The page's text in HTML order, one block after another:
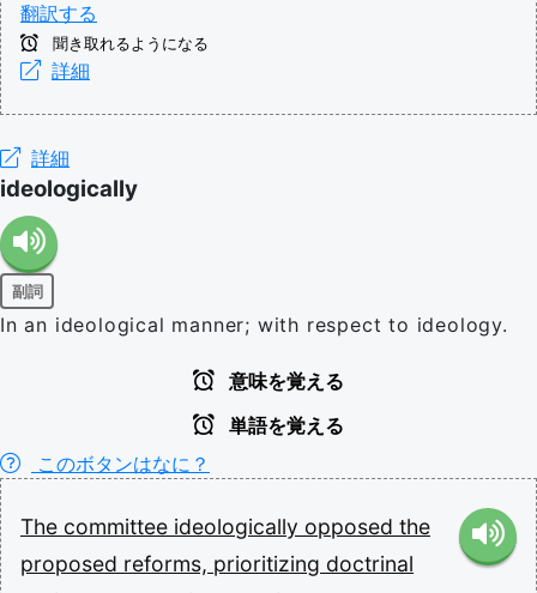
翻訳する
聞き取れるようになる
詳細
詳細
ideologically
副詞
In an ideological manner; with respect to ideology.
意味を覚える
単語を覚える
このボタンはなに？
The committee ideologically opposed the
proposed reforms, prioritizing doctrinal